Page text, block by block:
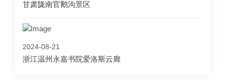
甘肃陇南官鹅沟景区
2024-08-21
浙江温州永嘉书院爱洛斯云廊